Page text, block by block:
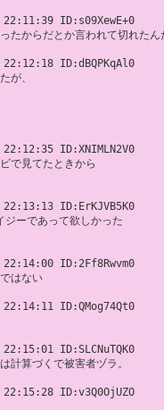
22:11:39 ID:s09XewE+0
たからだとか言われて切れたん
22:12:18 ID:dBQPKqAl0
が、
ID:XNIMLN2V0
で見てたときから
22:13:13 ID:ErKJVB5K0
ジーであって欲しかった
22:14:00 ID:2Ff8Rwvm0
はない
22:14:11 ID:QMog74Qt0
ID:SLCNuTQK0
計算づくで被害者ヅラ。
ID:v3Q0OjUZO